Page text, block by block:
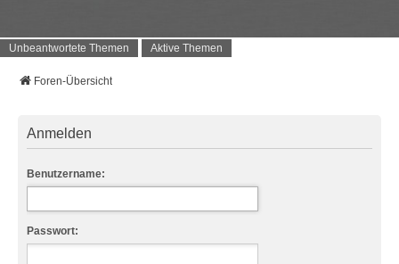
Unbeantwortete Themen Aktive Themen
Foren-Übersicht
Anmelden
Benutzername:
Passwort: